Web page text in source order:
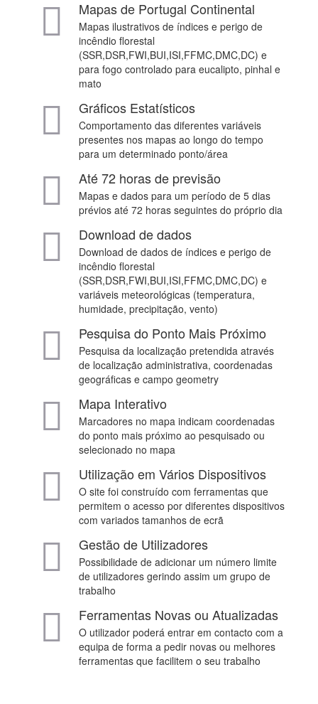
Mapas de Portugal Continental
Mapas ilustrativos de índices e perigo de
incêndio florestal
(SSR,DSR,FWI,BUI,ISI,FFMC,DMC,DC) e
para fogo controlado para eucalipto, pinhal e
mato
Gráficos Estatísticos
Comportamento das diferentes variáveis
presentes nos mapas ao longo do tempo
para um determinado ponto/área
Até 72 horas de previsão
Mapas e dados para um período de 5 dias
prévios até 72 horas seguintes do próprio dia
Download de dados
Download de dados de índices e perigo de
incêndio florestal
(SSR,DSR,FWI,BUI,ISI,FFMC,DMC,DC) e
variáveis meteorológicas (temperatura,
humidade, precipitação, vento)
Pesquisa do Ponto Mais Próximo
Pesquisa da localização pretendida através
de localização administrativa, coordenadas
geográficas e campo geometry
Mapa Interativo
Marcadores no mapa indicam coordenadas
do ponto mais próximo ao pesquisado ou
selecionado no mapa
Utilização em Vários Dispositivos
O site foi construído com ferramentas que
permitem o acesso por diferentes dispositivos
com variados tamanhos de ecrã
Gestão de Utilizadores
Possibilidade de adicionar um número limite
de utilizadores gerindo assim um grupo de
trabalho
Ferramentas Novas ou Atualizadas
O utilizador poderá entrar em contacto com a
equipa de forma a pedir novas ou melhores
ferramentas que facilitem o seu trabalho